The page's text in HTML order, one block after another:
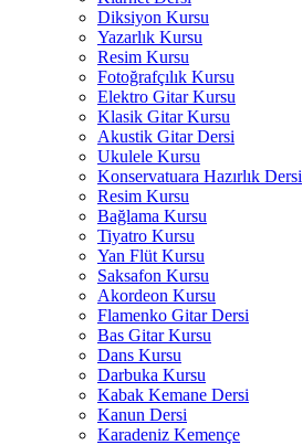
Diksiyon Kursu
Yazarlık Kursu
Resim Kursu
Fotoğrafçılık Kursu
Elektro Gitar Kursu
Klasik Gitar Kursu
Akustik Gitar Dersi
Ukulele Kursu
Konservatuara Hazırlık Dersi
Resim Kursu
Bağlama Kursu
Tiyatro Kursu
Yan Flüt Kursu
Saksafon Kursu
Akordeon Kursu
Flamenko Gitar Dersi
Bas Gitar Kursu
Dans Kursu
Darbuka Kursu
Kabak Kemane Dersi
Kanun Dersi
Karadeniz Kemençe